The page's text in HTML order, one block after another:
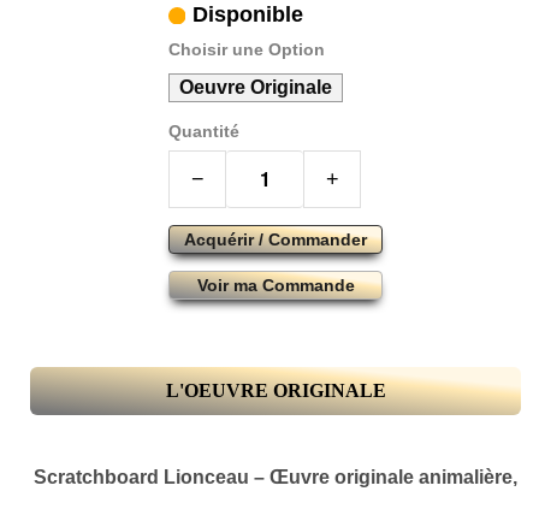
Disponible
Choisir une Option
Oeuvre Originale
Quantité
− +
Acquérir / Commander
Voir ma Commande
L'OEUVRE ORIGINALE
Scratchboard Lionceau – Œuvre originale animalière,